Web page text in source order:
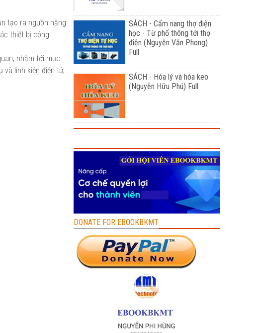
tạo ra nguồn năng
thiết bị công
nhắm tới mục
và linh kiện điện tử,
SÁCH - Cẩm nang thợ điện
học - Từ phổ thông tới thợ
điện (Nguyễn Văn Phong)
Full
SÁCH - Hóa lý và hóa keo
(Nguyễn Hữu Phú) Full
DONATE FOR EBOOKBKMT